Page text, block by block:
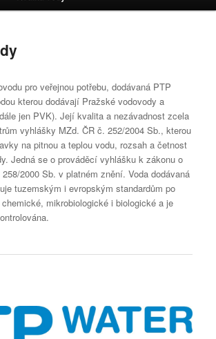
pro veřejnou potřebu, dodávaná PTP
kterou dodávají Pražské vodovody a
jen PVK). Její kvalita a nezávadnost zcela
vyhlášky MZd. ČR č. 252/2004 Sb., kterou
na pitnou a teplou vodu, rozsah a četnost
Jedná se o prováděcí vyhlášku k zákonu o
2000 Sb. v platném znění. Voda dodávaná
tuzemským i evropským standardům po
mikrobiologické i biologické a je